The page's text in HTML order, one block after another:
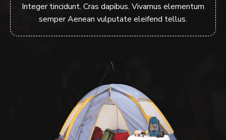
Integer tincidunt. Cras dapibus. Vivamus elementum
semper Aenean vulputate eleifend tellus.